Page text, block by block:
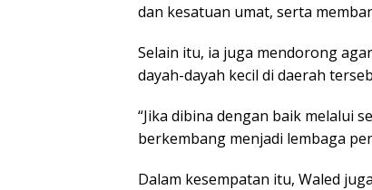
dan kesatuan umat, serta
Selain itu, ia juga mendorong
dayah-dayah kecil di daerah
“Jika dibina dengan baik melalui
berkembang menjadi lembaga
Dalam kesempatan itu, Waled